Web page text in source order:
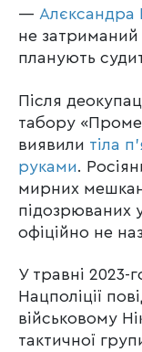
— Алєксандра
не затриманий
планують
Після
табору
виявили тіла
руками .
мирних
підозрюваних
офіційно не
У травні 2023-
Нацполіції
військовому
тактичної